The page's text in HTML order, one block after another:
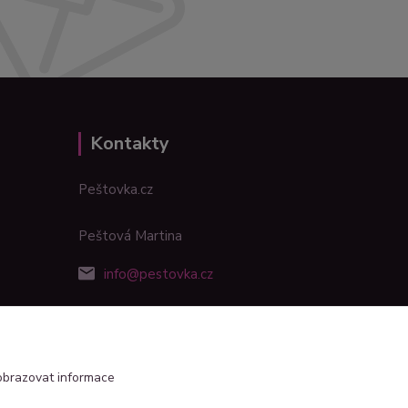
Kontakty
Peštovka.cz
Peštová Martina
info@pestovka.cz
informace